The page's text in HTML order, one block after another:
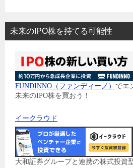
未来のIPO株を持てる可能性
FUNDINNO（ファンディーノ） でエ
未来のIPO株を買おう！
イークラウド
大和証券グループと連携の株式投資